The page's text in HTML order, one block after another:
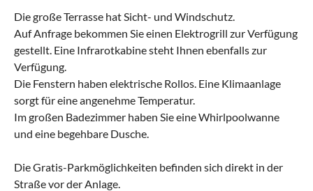
Die große Terrasse hat Sicht- und Windschutz.
Auf Anfrage bekommen Sie einen Elektrogrill zur Verfügung
gestellt. Eine Infrarotkabine steht Ihnen ebenfalls zur
Verfügung.
Die Fenstern haben elektrische Rollos. Eine Klimaanlage
sorgt für eine angenehme Temperatur.
Im großen Badezimmer haben Sie eine Whirlpoolwanne
und eine begehbare Dusche.
Die Gratis-Parkmöglichkeiten befinden sich direkt in der
Straße vor der Anlage.